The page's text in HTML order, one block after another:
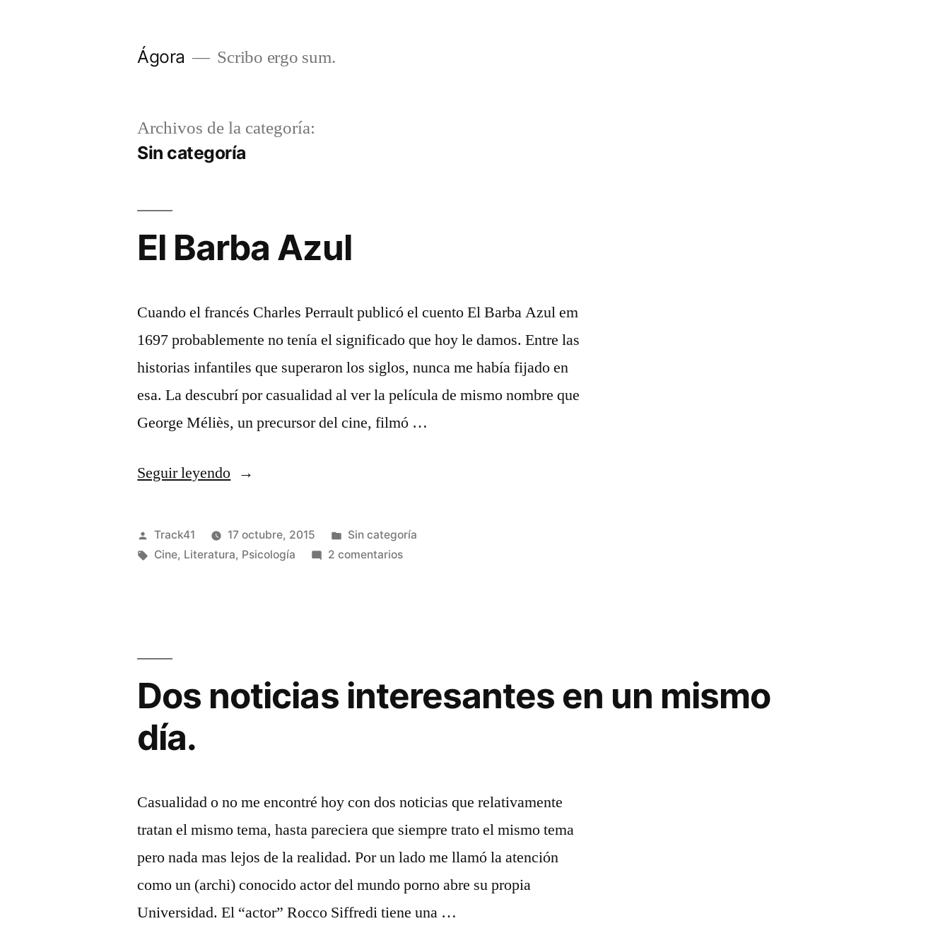
Ágora Scribo ergo sum.
Archivos de la categoría:
Sin categoría
El Barba Azul
Cuando el francés Charles Perrault publicó el cuento El Barba Azul em
1697 probablemente no tenía el significado que hoy le damos. Entre las
historias infantiles que superaron los siglos, nunca me había fijado en
esa. La descubrí por casualidad al ver la película de mismo nombre que
George Méliès, un precursor del cine, filmó …
Seguir leyendo«El
Azul»
Publicado
por
Track41 17 octubre, 2015
Publicado
en
Sin categoría
Etiquetas:
Cine, Literatura, Psicología 2 comentariosen
Dos noticias interesantes en un mismo
día.
Casualidad o no me encontré hoy con dos noticias que relativamente
tratan el mismo tema, hasta pareciera que siempre trato el mismo tema
pero nada mas lejos de la realidad. Por un lado me llamó la atención
como un (archi) conocido actor del mundo porno abre su propia
Universidad. El “actor” Rocco Siffredi tiene una …